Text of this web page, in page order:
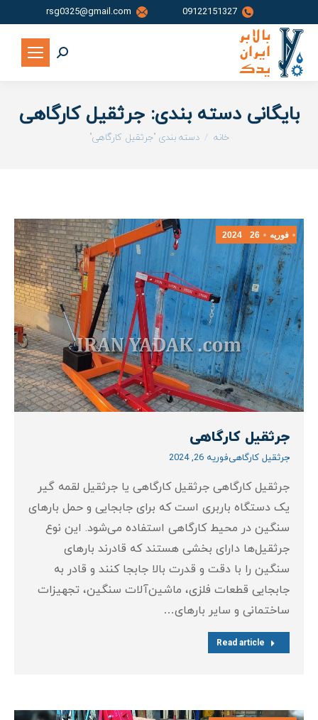
09122151327
rsg0325@gmail.com
جستجو:
بایگانی دسته بندی:جرثقیل کارگاهی
شما اینجا هستید:
خانه دسته بندی "جرثقیل کارگاهی"
فوریه 26
2024
جرثقیل کارگاهی
جرثقیل کارگاهیفوریه 26, 2024
جرثقیل کارگاهی جرثقیل کارگاهی یا جرثقیل لقمه گیر
یک دستگاه باربری است که برای جابجایی و حمل بارهای
سنگین در محیط کارگاهی استفاده می‌شود. این نوع
جرثقیل‌ها دارای بخشی هستند که قادرند بارهای
سنگین را با دقت و قدرت بالا جابجا کنند و قادر به
جابجایی قطعات فلزی، ماشین‌آلات سنگین، تجهیزات
ساختمانی و سایر بارهای…
Read article